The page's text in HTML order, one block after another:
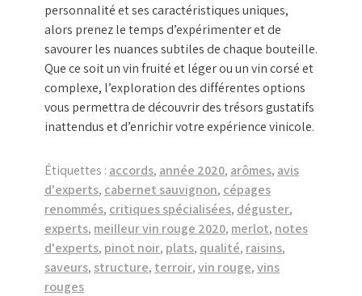
personnalité et ses caractéristiques uniques,
alors prenez le temps d’expérimenter et de
savourer les nuances subtiles de chaque bouteille.
Que ce soit un vin fruité et léger ou un vin corsé et
complexe, l’exploration des différentes options
vous permettra de découvrir des trésors gustatifs
inattendus et d’enrichir votre expérience vinicole.
Étiquettes : accords, année 2020, arômes, avis
d'experts, cabernet sauvignon, cépages
renommés, critiques spécialisées, déguster,
experts, meilleur vin rouge 2020, merlot, notes
d'experts, pinot noir, plats, qualité, raisins,
saveurs, structure, terroir,vin rouge,vins
rouges